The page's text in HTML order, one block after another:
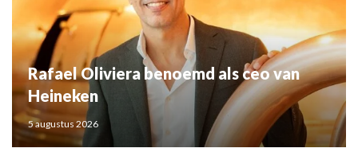
Rafael Oliviera benoemd als ceo van
Heineken
5 augustus 2026